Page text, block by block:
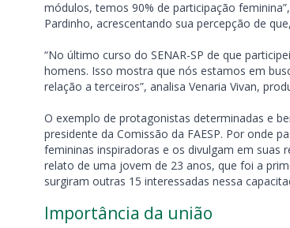
módulos, temos 90% de participação
Pardinho, acrescentando sua percepção de
“No último curso do SENAR-SP de que
homens. Isso mostra que nós estamos em
relação a terceiros”, analisa Venaria Vivan,
O exemplo de protagonistas determinadas e
presidente da Comissão da FAESP. Por onde
femininas inspiradoras e os divulgam em suas
relato de uma jovem de 23 anos, que foi a
surgiram outras 15 interessadas nessa
Importância da união